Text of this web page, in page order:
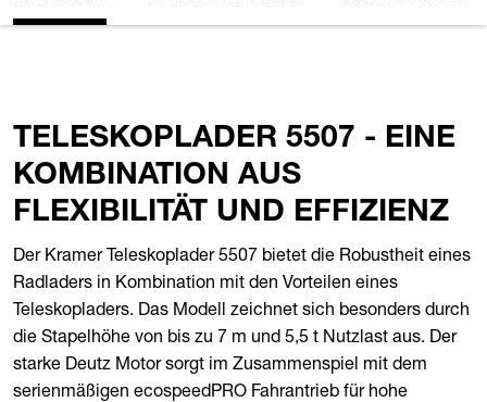
TELESKOPLADER 5507 - EINE
KOMBINATION AUS
FLEXIBILITÄT UND EFFIZIENZ
Der Kramer Teleskoplader 5507 bietet die Robustheit eines
Radladers in Kombination mit den Vorteilen eines
Teleskopladers. Das Modell zeichnet sich besonders durch
die Stapelhöhe von bis zu 7 m und 5,5 t Nutzlast aus. Der
starke Deutz Motor sorgt im Zusammenspiel mit dem
serienmäßigen ecospeedPRO Fahrantrieb für hohe